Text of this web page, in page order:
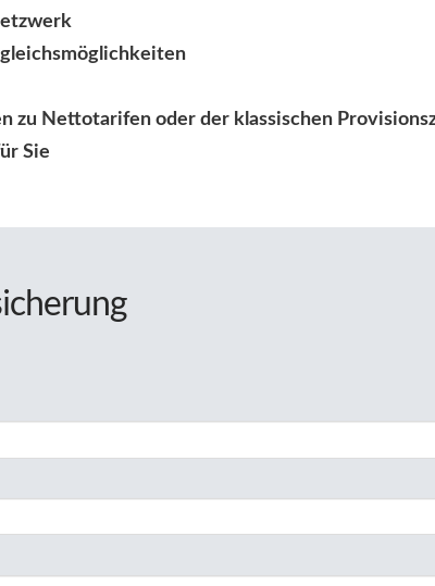
Nettotarifen oder der klassischen
Sie